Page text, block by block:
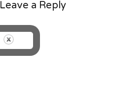
Leave a Reply